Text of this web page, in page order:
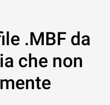
.MBF da
che non